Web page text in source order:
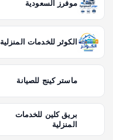
موفرز السعودية
الكوثر للخدمات المنزلية
ماستر كينج للصيانة
بريق كلين للخدمات
المنزلية